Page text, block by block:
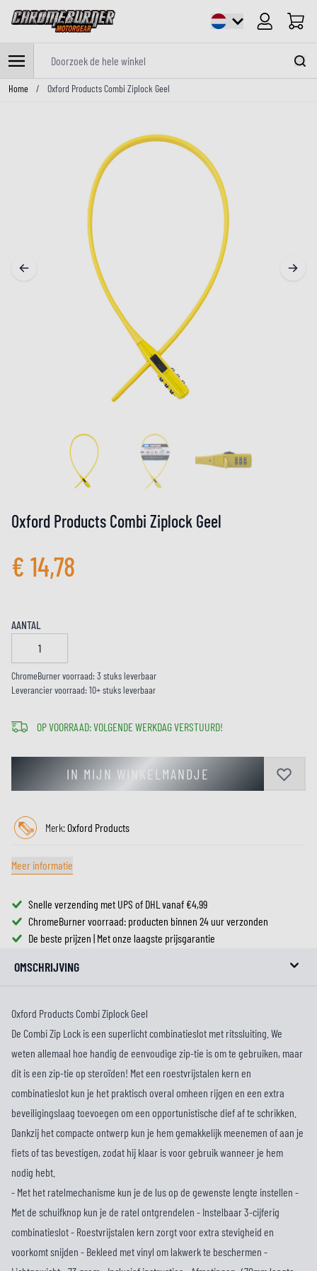
Cart
Ga naar de inhoud
Home / Oxford Products Combi Ziplock Geel
Oxford Products Combi Ziplock Geel
€ 14,78
AANTAL
ChromeBurner voorraad: 3 stuks leverbaar
Leverancier voorraad: 10+ stuks leverbaar
OP VOORRAAD: VOLGENDE WERKDAG VERSTUURD!
IN MIJN WINKELMANDJE
Merk:Oxford Products
Meer informatie
Snelle verzending met UPS of DHL vanaf €4,99
ChromeBurner voorraad: producten binnen 24 uur verzonden
De beste prijzen | Met onze laagste prijsgarantie
OMSCHRIJVING
Oxford Products Combi Ziplock Geel
De Combi Zip Lock is een superlicht combinatieslot met ritssluiting. We
weten allemaal hoe handig de eenvoudige zip-tie is om te gebruiken, maar
dit is een zip-tie op steroïden! Met een roestvrijstalen kern en
combinatieslot kun je het praktisch overal omheen rijgen en een extra
beveiligingslaag toevoegen om een opportunistische dief af te schrikken.
Dankzij het compacte ontwerp kun je hem gemakkelijk meenemen of aan je
fiets of tas bevestigen, zodat hij klaar is voor gebruik wanneer je hem
nodig hebt.
- Met het ratelmechanisme kun je de lus op de gewenste lengte instellen -
Met de schuifknop kun je de ratel ontgrendelen - Instelbaar 3-cijferig
combinatieslot - Roestvrijstalen kern zorgt voor extra stevigheid en
voorkomt snijden - Bekleed met vinyl om lakwerk te beschermen -